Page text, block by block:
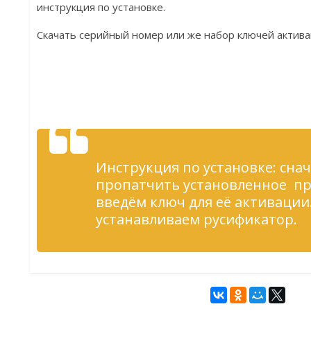
инструкция по установке.
Скачать серийный номер или же набор ключей
Инструкция по установке:
пропатчить установленное
введём ключ для её
устанавливаем русификатор.